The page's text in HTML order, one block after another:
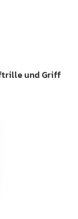
und Griff